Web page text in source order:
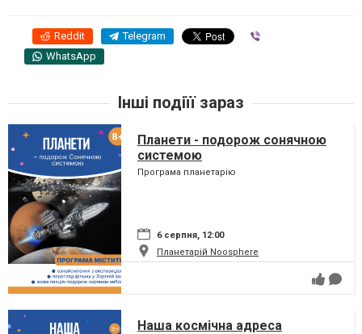
Reddit Telegram
WhatsApp
Інші подіїї зараз
Планети - подорож сонячною
системою
Програма планетарію
6 серпня, 12:00
Планетарій Noosphere
Наша космічна адреса